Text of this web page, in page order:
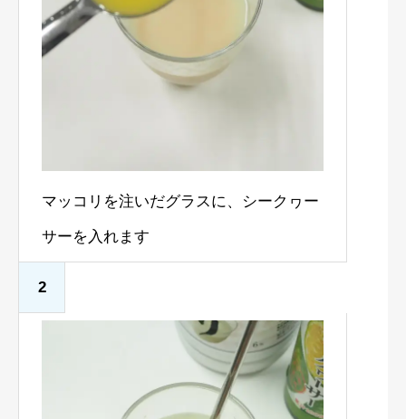
マッコリを注いだグラスに、シークヮー
サーを入れます
2